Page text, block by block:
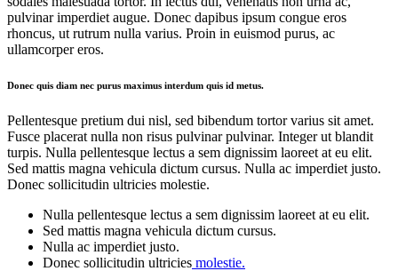
pulvinar imperdiet augue. Donec dapibus ipsum congue eros
rhoncus, ut rutrum nulla varius. Proin in euismod purus, ac
ullamcorper eros.
Donec quis diam nec purus maximus interdum quis id metus.
Pellentesque pretium dui nisl, sed bibendum tortor varius sit amet.
Fusce placerat nulla non risus pulvinar pulvinar. Integer ut blandit
turpis. Nulla pellentesque lectus a sem dignissim laoreet at eu elit.
Sed mattis magna vehicula dictum cursus. Nulla ac imperdiet justo.
Donec sollicitudin ultricies molestie.
Nulla pellentesque lectus a sem dignissim laoreet at eu elit.
Sed mattis magna vehicula dictum cursus.
Nulla ac imperdiet justo.
Donec sollicitudin ultricies molestie.